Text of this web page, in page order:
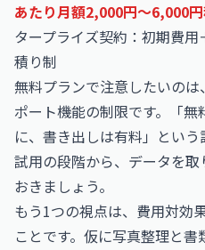
あたり月額2,000円〜6,000
タープライズ契約：初期費用
積り制
無料プランで注意したいの
ポート機能の制限です。「
に、書き出しは有料」という
試用の段階から、データを
おきましょう。
もう1つの視点は、費用対効
ことです。仮に写真整理と